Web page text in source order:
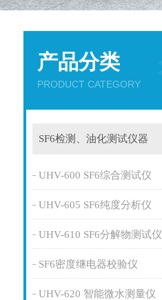
产品分类
PRODUCT CATEGORY
SF6检测、油化测试仪器
UHV-600 SF6综合测试仪
UHV-605 SF6纯度分析仪
UHV-610 SF6分解物测试仪
SF6密度继电器校验仪
UHV-620 智能微水测量仪